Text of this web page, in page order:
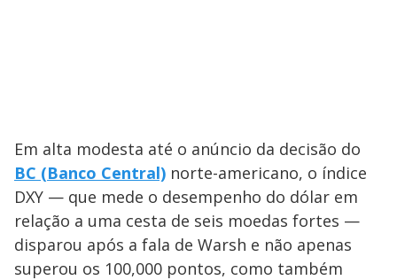
Em alta modesta até o anúncio da decisão do
BC (Banco Central) norte-americano, o índice
DXY — que mede o desempenho do dólar em
relação a uma cesta de seis moedas fortes —
disparou após a fala de Warsh e não apenas
superou os 100,000 pontos, como também